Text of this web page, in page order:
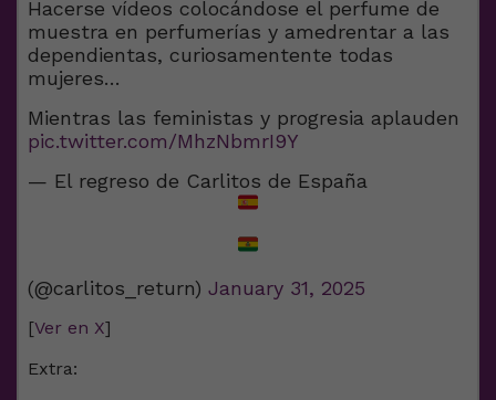
Hacerse vídeos colocándose el perfume de
muestra en perfumerías y amedrentar a las
dependientas, curiosamentente todas
mujeres…
Mientras las feministas y progresia aplauden
pic.twitter.com/MhzNbmrI9Y
— El regreso de Carlitos de España
(@carlitos_return) January 31, 2025
[Ver en X]
Extra: